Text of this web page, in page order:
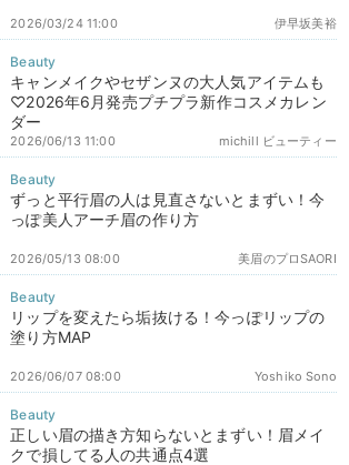
伊早坂美裕
2026/03/24 11:00
キャンメイクやセザンヌの大人気アイテムも
♡2026年6月発売プチプラ新作コスメカレン
ダー
michill ビューティー
2026/06/13 11:00
ずっと平行眉の人は見直さないとまずい！今
っぽ美人アーチ眉の作り方
美眉のプロSAORI
2026/05/13 08:00
リップを変えたら垢抜ける！今っぽリップの
塗り方MAP
Yoshiko Sono
2026/06/07 08:00
正しい眉の描き方知らないとまずい！眉メイ
クで損してる人の共通点4選